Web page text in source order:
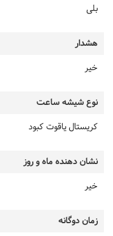
بلی
هشدار
خیر
نوع شیشه ساعت
کریستال یاقوت کبود
نشان دهنده ماه و روز
خیر
زمان دوگانه